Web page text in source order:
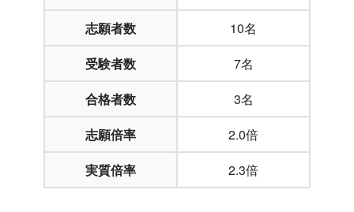
志願者数
10名
受験者数
7名
合格者数
3名
志願倍率
2.0倍
実質倍率
2.3倍